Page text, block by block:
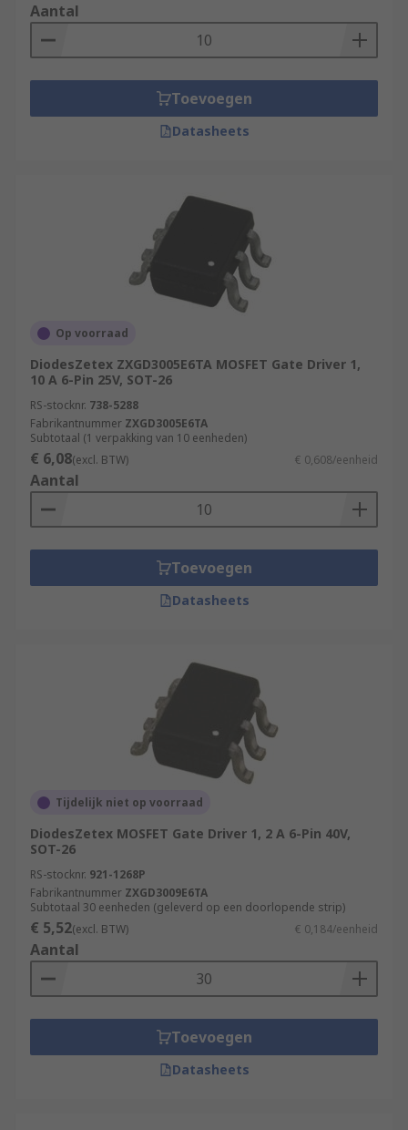
Aantal
Toevoegen
Datasheets
Op voorraad
DiodesZetex ZXGD3005E6TA MOSFET Gate Driver 1,
10 A 6-Pin 25V, SOT-26
RS-stocknr. 738-5288
Fabrikantnummer ZXGD3005E6TA
Subtotaal (1 verpakking van 10 eenheden)
€ 6,08(excl. BTW) € 0,608/eenheid
Aantal
Toevoegen
Datasheets
Tijdelijk niet op voorraad
DiodesZetex MOSFET Gate Driver 1, 2 A 6-Pin 40V,
SOT-26
RS-stocknr. 921-1268P
Fabrikantnummer ZXGD3009E6TA
Subtotaal 30 eenheden (geleverd op een doorlopende strip)
€ 5,52(excl. BTW) € 0,184/eenheid
Aantal
Toevoegen
Datasheets